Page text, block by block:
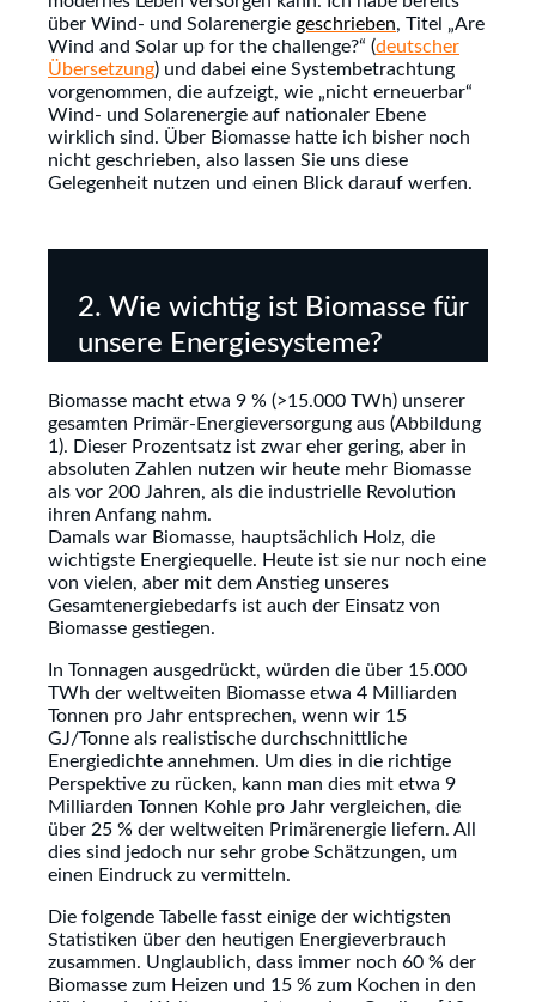
über Wind- und Solarenergie geschrieben, Titel „Are
Wind and Solar up for the challenge?“ (deutscher
Übersetzung) und dabei eine Systembetrachtung
vorgenommen, die aufzeigt, wie „nicht erneuerbar“
Wind- und Solarenergie auf nationaler Ebene
wirklich sind. Über Biomasse hatte ich bisher noch
nicht geschrieben, also lassen Sie uns diese
Gelegenheit nutzen und einen Blick darauf werfen.
2. Wie wichtig ist Biomasse für
unsere Energiesysteme?
Biomasse macht etwa 9 % (>15.000 TWh) unserer
gesamten Primär-Energieversorgung aus (Abbildung
1). Dieser Prozentsatz ist zwar eher gering, aber in
absoluten Zahlen nutzen wir heute mehr Biomasse
als vor 200 Jahren, als die industrielle Revolution
ihren Anfang nahm.
Damals war Biomasse, hauptsächlich Holz, die
wichtigste Energiequelle. Heute ist sie nur noch eine
von vielen, aber mit dem Anstieg unseres
Gesamtenergiebedarfs ist auch der Einsatz von
Biomasse gestiegen.
In Tonnagen ausgedrückt, würden die über 15.000
TWh der weltweiten Biomasse etwa 4 Milliarden
Tonnen pro Jahr entsprechen, wenn wir 15
GJ/Tonne als realistische durchschnittliche
Energiedichte annehmen. Um dies in die richtige
Perspektive zu rücken, kann man dies mit etwa 9
Milliarden Tonnen Kohle pro Jahr vergleichen, die
über 25 % der weltweiten Primärenergie liefern. All
dies sind jedoch nur sehr grobe Schätzungen, um
einen Eindruck zu vermitteln.
Die folgende Tabelle fasst einige der wichtigsten
Statistiken über den heutigen Energieverbrauch
zusammen. Unglaublich, dass immer noch 60 % der
Biomasse zum Heizen und 15 % zum Kochen in den